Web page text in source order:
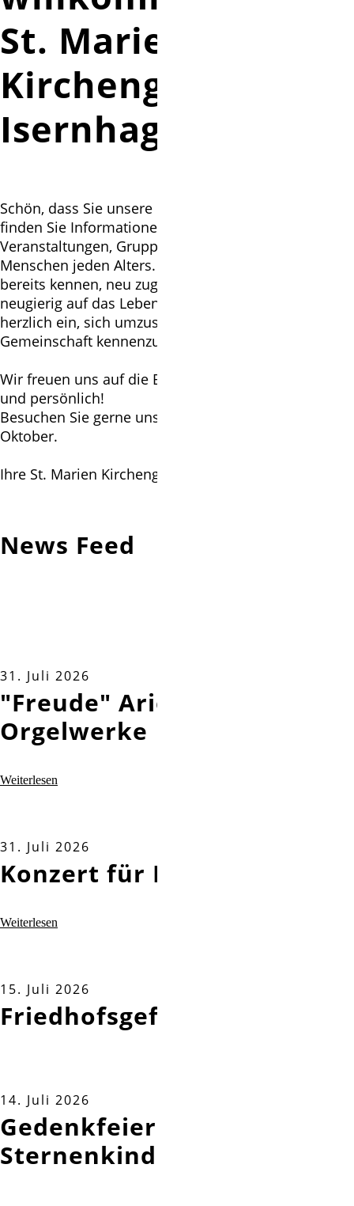
St. Marien
Kirchengemeinde
Isernhagen
Schön, dass Sie unsere Homepage besuchen. Hier
finden Sie Informationen zu unseren Gottesdiensten,
Veranstaltungen, Gruppen und Angeboten für
Menschen jeden Alters. Ob Sie unsere Gemeinde
bereits kennen, neu zugezogen sind oder einfach
neugierig auf das Leben in St. Marien – wir laden Sie
herzlich ein, sich umzusehen und unsere vielfältige
Gemeinschaft kennenzulernen.
Wir freuen uns auf die Begegnung mit Ihnen – online
und persönlich!
Besuchen Sie gerne unsere
Oktober.
Ihre St. Marien Kirchengemeinde Isernhagen
News Feed
31. Juli 2026
"Freude" Arien und
Orgelwerke
Weiterlesen
31. Juli 2026
Konzert für Nichtverreiste
Weiterlesen
15. Juli 2026
Friedhofsgeflüster
14. Juli 2026
Gedenkfeier für
Sternenkinder